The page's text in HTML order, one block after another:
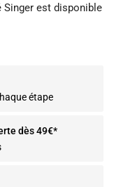
Singer est disponible
étape
dès 49€*